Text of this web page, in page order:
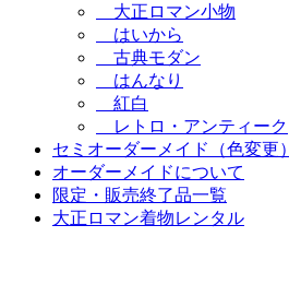
大正ロマン小物
はいから
古典モダン
はんなり
紅白
レトロ・アンティーク
セミオーダーメイド（色変更）
オーダーメイドについて
限定・販売終了品一覧
大正ロマン着物レンタル